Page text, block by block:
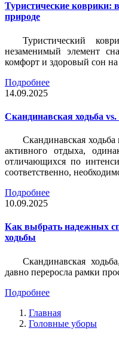
Туристические
природе
Туристический
незаменимый элемент
комфорт и здоровый сон
Подробнее
14.09.2025
Скандинавская ходьба
Скандинавская
активного отдыха,
отличающихся по
соответственно,
Подробнее
10.09.2025
Как выбрать надежных
ходьбы
Скандинавская
давно переросла рамки
Подробнее
Главная
Головные уборы